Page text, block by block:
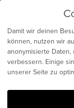
Damit wir deinen
können, nutzen wir
anonymisierte
verbessern. Einige
unserer Seite zu
Cookie 🍪 gefällig?